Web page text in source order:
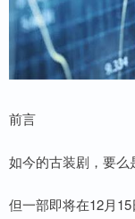
前言
如今的古装剧，要么
但一部即将在12月